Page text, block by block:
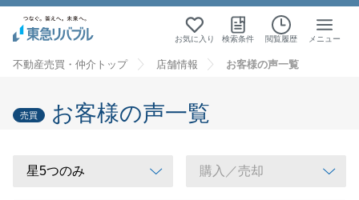
お気に入り 検索条件 閲覧履歴 メニュー
不動産売買・仲介トップ 店舗情報 お客様の声一覧
売買 お客様の声一覧